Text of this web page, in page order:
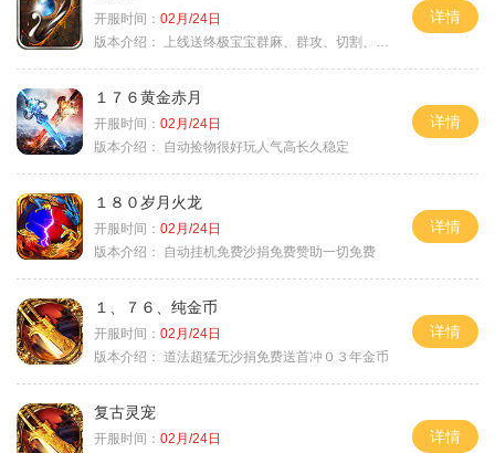
开服时间： 02月/24日
版本介绍：
上线送终极宝宝群麻、群攻、切割、吸血
详情
１７６黄金赤月
开服时间： 02月/24日
版本介绍：
自动捡物很好玩人气高长久稳定
详情
１８０岁月火龙
开服时间： 02月/24日
版本介绍：
自动挂机免费沙捐免费赞助一切免费
详情
１、７６、纯金币
开服时间： 02月/24日
版本介绍： 道法超猛无沙捐免费送首冲０３年金币
详情
复古灵宠
开服时间： 02月/24日
详情